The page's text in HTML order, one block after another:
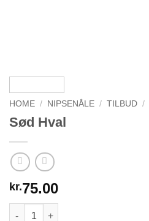
HOME / NIPSENÅLE / TILBUD /
Sød Hval
kr.75.00
Sød Hval quantity